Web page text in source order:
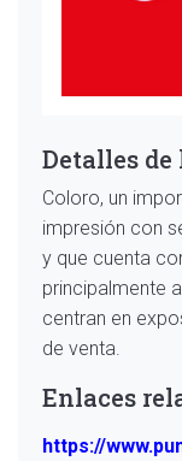
Detalles de
Coloro, un
impresión con
y que cuenta
principalmente
centran en
de venta.
Enlaces
https://